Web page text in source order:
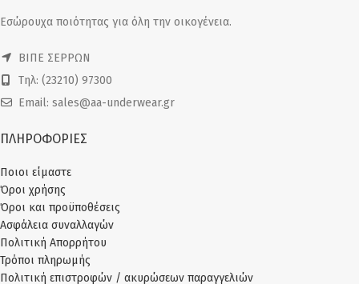
Εσώρουχα ποιότητας για όλη την οικογένεια.
ΒΙΠΕ ΣΕΡΡΩΝ
Τηλ: (23210) 97300
Email: sales@aa-underwear.gr
ΠΛΗΡΟΦΟΡΙΕΣ
Ποιοι είμαστε
Όροι χρήσης
Όροι και προϋποθέσεις
Ασφάλεια συναλλαγών
Πολιτική Απορρήτου
Τρόποι πληρωμής
Πολιτική επιστροφών / ακυρώσεων παραγγελιών